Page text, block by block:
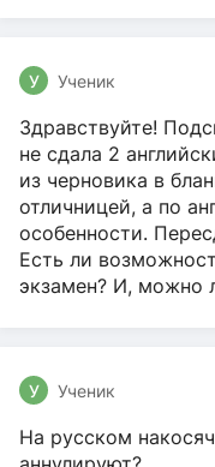
У Ученик
Здравствуйте!
не сдала 2
из черновика в
отличницей, а по
особенности.
Есть ли
экзамен? И, можно
У Ученик
На русском